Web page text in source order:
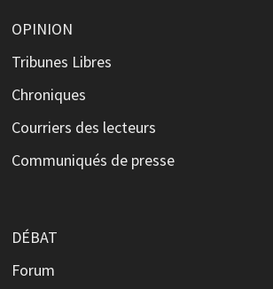
OPINION
Tribunes Libres
Chroniques
Courriers des lecteurs
Communiqués de presse
DÉBAT
Forum